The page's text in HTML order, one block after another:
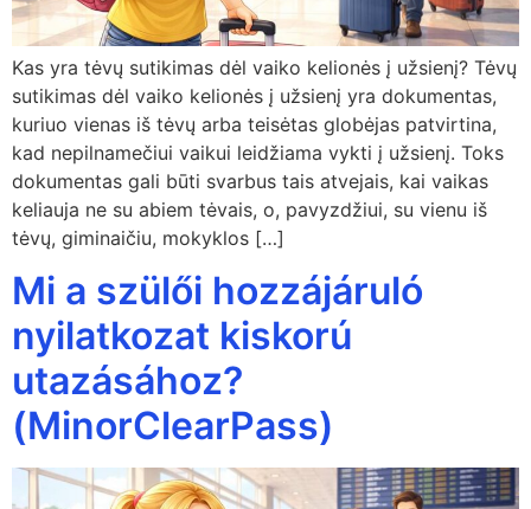
Kas yra tėvų sutikimas dėl vaiko kelionės į užsienį? Tėvų
sutikimas dėl vaiko kelionės į užsienį yra dokumentas,
kuriuo vienas iš tėvų arba teisėtas globėjas patvirtina,
kad nepilnamečiui vaikui leidžiama vykti į užsienį. Toks
dokumentas gali būti svarbus tais atvejais, kai vaikas
keliauja ne su abiem tėvais, o, pavyzdžiui, su vienu iš
tėvų, giminaičiu, mokyklos […]
Mi a szülői hozzájáruló
nyilatkozat kiskorú
utazásához?
(MinorClearPass)